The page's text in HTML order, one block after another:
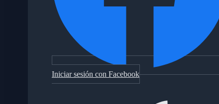
Iniciar sesión con Facebook